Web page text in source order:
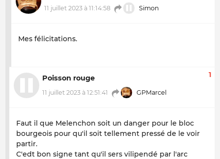
11 juillet 2023 à 11:14:58 Simon
Mes félicitations.
Poisson rouge
11 juillet 2023 à 12:51:41 GPMarcel
1
Faut il que Melenchon soit un danger pour le bloc
bourgeois pour qu'il soit tellement pressé de le voir
partir.
C'edt bon signe tant qu'il sers vilipendé par l'arc